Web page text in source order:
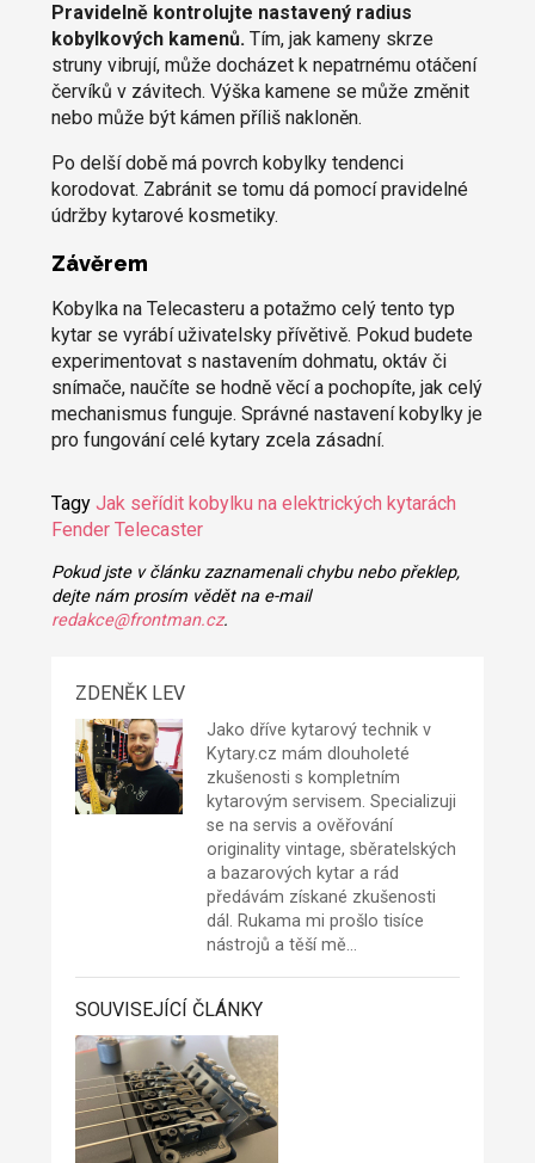
Pravidelně kontrolujte nastavený radius
kobylkových kamenů.Tím, jak kameny skrze
struny vibrují, může docházet k nepatrnému otáčení
červíků v závitech. Výška kamene se může změnit
nebo může být kámen příliš nakloněn.
Po delší době má povrch kobylky tendenci
korodovat. Zabránit se tomu dá pomocí pravidelné
údržby kytarové kosmetiky.
Závěrem
Kobylka na Telecasteru a potažmo celý tento typ
kytar se vyrábí uživatelsky přívětivě. Pokud budete
experimentovat s nastavením dohmatu, oktáv či
snímače, naučíte se hodně věcí a pochopíte, jak celý
mechanismus funguje. Správné nastavení kobylky je
pro fungování celé kytary zcela zásadní.
Tagy Jak seřídit kobylku na elektrických kytarách
Fender Telecaster
Pokud jste v článku zaznamenali chybu nebo překlep,
dejte nám prosím vědět na e-mail
redakce@frontman.cz.
ZDENĚK LEV
Jako dříve kytarový technik v
Kytary.cz mám dlouholeté
zkušenosti s kompletním
kytarovým servisem. Specializuji
se na servis a ověřování
originality vintage, sběratelských
a bazarových kytar a rád
předávám získané zkušenosti
dál. Rukama mi prošlo tisíce
nástrojů a těší mě…
SOUVISEJÍCÍ ČLÁNKY